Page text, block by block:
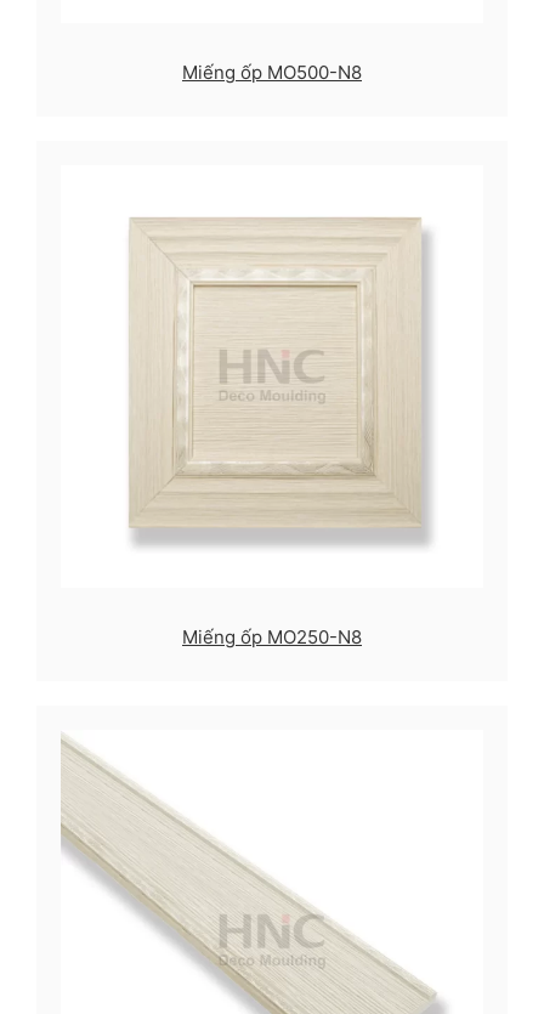
Miếng ốp MO500-N8
Miếng ốp MO250-N8